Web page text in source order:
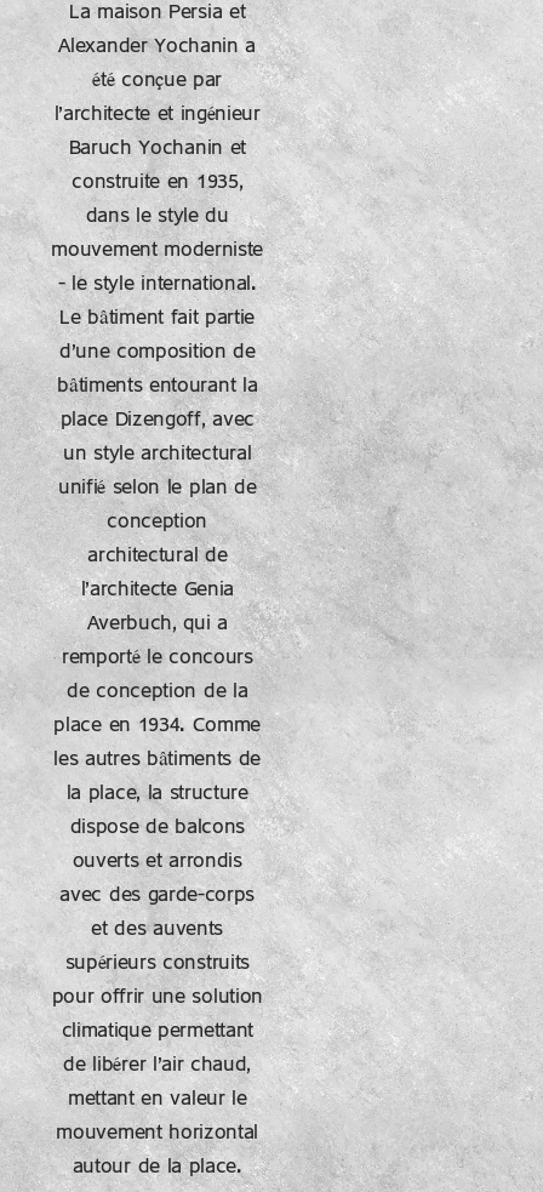
La maison Persia et
Alexander Yochanin a
été conçue par
l'architecte et ingénieur
Baruch Yochanin et
construite en 1935,
dans le style du
mouvement moderniste
– le style international.
Le bâtiment fait partie
d'une composition de
bâtiments entourant la
place Dizengoff, avec
un style architectural
unifié selon le plan de
conception
architectural de
l'architecte Genia
Averbuch, qui a
remporté le concours
de conception de la
place en 1934. Comme
les autres bâtiments de
la place, la structure
dispose de balcons
ouverts et arrondis
avec des garde-corps
et des auvents
supérieurs construits
pour offrir une solution
climatique permettant
de libérer l'air chaud,
mettant en valeur le
mouvement horizontal
autour de la place.